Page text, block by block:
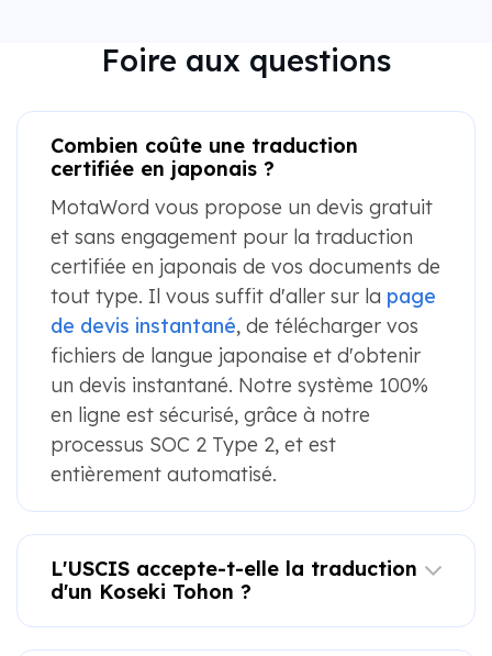
Foire aux questions
Combien coûte une traduction
certifiée en japonais ?
MotaWord vous propose un devis gratuit
et sans engagement pour la traduction
certifiée en japonais de vos documents de
tout type. Il vous suffit d'aller sur la page
de devis instantané, de télécharger vos
fichiers de langue japonaise et d'obtenir
un devis instantané. Notre système 100%
en ligne est sécurisé, grâce à notre
processus SOC 2 Type 2, et est
entièrement automatisé.
L'USCIS accepte-t-elle la traduction
d'un Koseki Tohon ?